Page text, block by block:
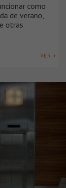
como
de verano,
otras
VER +